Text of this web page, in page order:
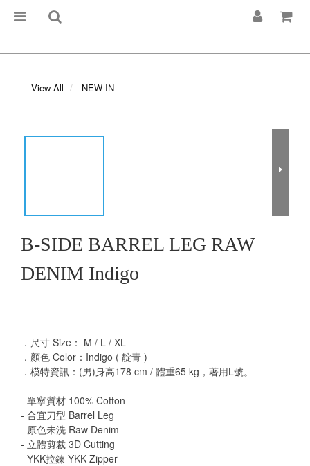
View All NEW IN
B-SIDE BARREL LEG RAW
DENIM Indigo
．尺寸 Size： M / L / XL
．顏色 Color：Indigo ( 靛青 )
．模特資訊：(男)身高178 cm / 體重65 kg，著用L號。
- 單寧質材 100% Cotton
- 合宜刀型 Barrel Leg
- 原色未洗 Raw Denim
- 立體剪裁 3D Cutting
- YKK拉鍊 YKK Zipper